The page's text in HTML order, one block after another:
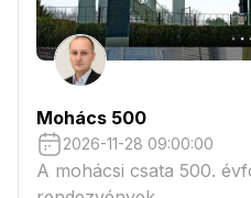
Mohács 500
2026-11-28 09:00:00
A mohácsi csata 500.